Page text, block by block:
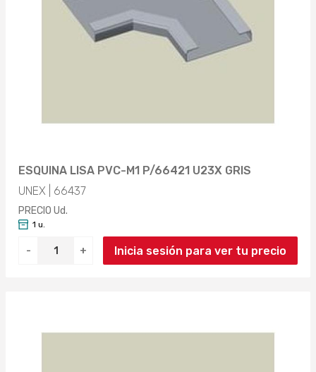
ESQUINA LISA PVC-M1 P/66421 U23X GRIS
UNEX | 66437
PRECIO Ud.
- +
1 u.
Inicia sesión para ver tu precio